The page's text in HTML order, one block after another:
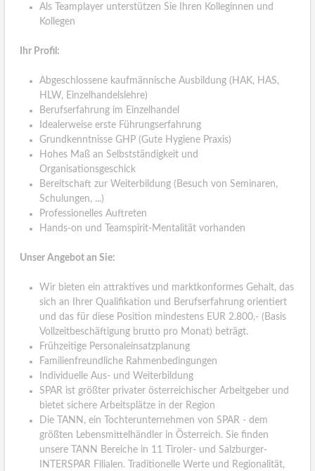
Als Teamplayer unterstützen Sie Ihren Kolleginnen und
Kollegen
Ihr Profil:
Abgeschlossene kaufmännische Ausbildung (HAK, HAS,
HLW, Einzelhandelslehre)
Berufserfahrung im Einzelhandel
Idealerweise erste Führungserfahrung
Grundkenntnisse GHP (Gute Hygiene Praxis)
Hohes Maß an Selbstständigkeit und
Organisationsgeschick
Bereitschaft zur Weiterbildung (Besuch von Seminaren,
Schulungen, ...)
Professionelles Auftreten
Hands-on und Teamspirit-Mentalität vorhanden
Unser Angebot an Sie:
Wir bieten ein attraktives und marktkonformes Gehalt, das
sich an Ihrer Qualifikation und Berufserfahrung orientiert
und das für diese Position mindestens EUR 2.800,- (Basis
Vollzeitbeschäftigung brutto pro Monat) beträgt.
Frühzeitige Personaleinsatzplanung
Familienfreundliche Rahmenbedingungen
Individuelle Aus- und Weiterbildung
SPAR ist größter privater österreichischer Arbeitgeber und
bietet sichere Arbeitsplätze in der Region
Die TANN, ein Tochterunternehmen von SPAR - dem
größten Lebensmittelhändler in Österreich. Sie finden
unsere TANN Bereiche in 11 Tiroler- und Salzburger-
INTERSPAR Filialen. Traditionelle Werte und Regionalität,